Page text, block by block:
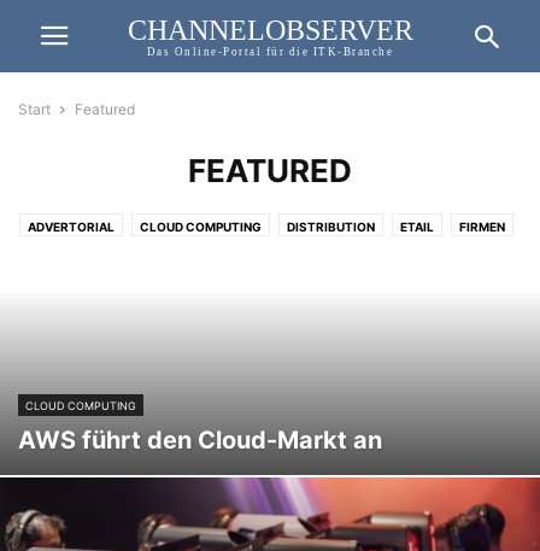
CHANNELOBSERVER
Das Online-Portal für die ITK-Branche
Start Featured
FEATURED
ADVERTORIAL CLOUD COMPUTING DISTRIBUTION ETAIL FIRMEN
CLOUD COMPUTING
AWS führt den Cloud-Markt an